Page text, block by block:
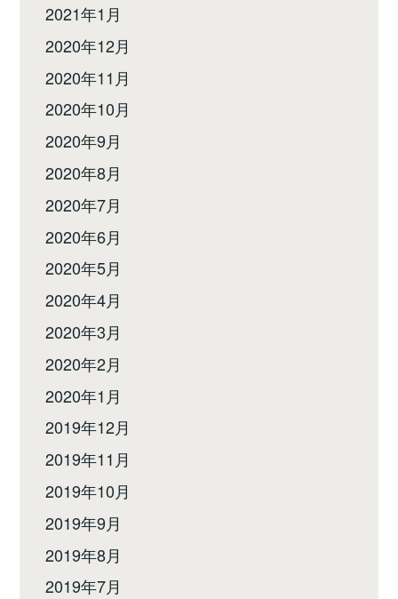
2021年1月
2020年12月
2020年11月
2020年10月
2020年9月
2020年8月
2020年7月
2020年6月
2020年5月
2020年4月
2020年3月
2020年2月
2020年1月
2019年12月
2019年11月
2019年10月
2019年9月
2019年8月
2019年7月